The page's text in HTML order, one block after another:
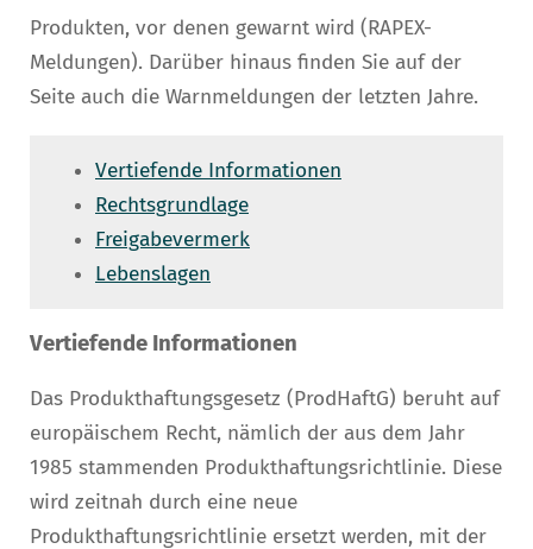
Produkten, vor denen gewarnt wird (RAPEX-
Meldungen). Darüber hinaus finden Sie auf der
Seite auch die Warnmeldungen der letzten Jahre.
Vertiefende Informationen
Rechtsgrundlage
Freigabevermerk
Lebenslagen
Vertiefende Informationen
Das Produkthaftungsgesetz (ProdHaftG) beruht auf
europäischem Recht, nämlich der aus dem Jahr
1985 stammenden Produkthaftungsrichtlinie. Diese
wird zeitnah durch eine neue
Produkthaftungsrichtlinie ersetzt werden, mit der